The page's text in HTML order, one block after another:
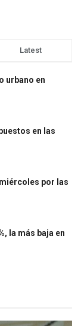
Latest
urbano en
en las
por las
la más baja en